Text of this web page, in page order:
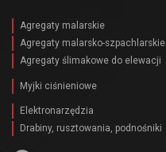
Agregaty malarskie
Agregaty malarsko-szpachlarskie
Agregaty ślimakowe do elewacji
Myjki ciśnieniowe
Elektronarzędzia
Drabiny, rusztowania, podnośniki